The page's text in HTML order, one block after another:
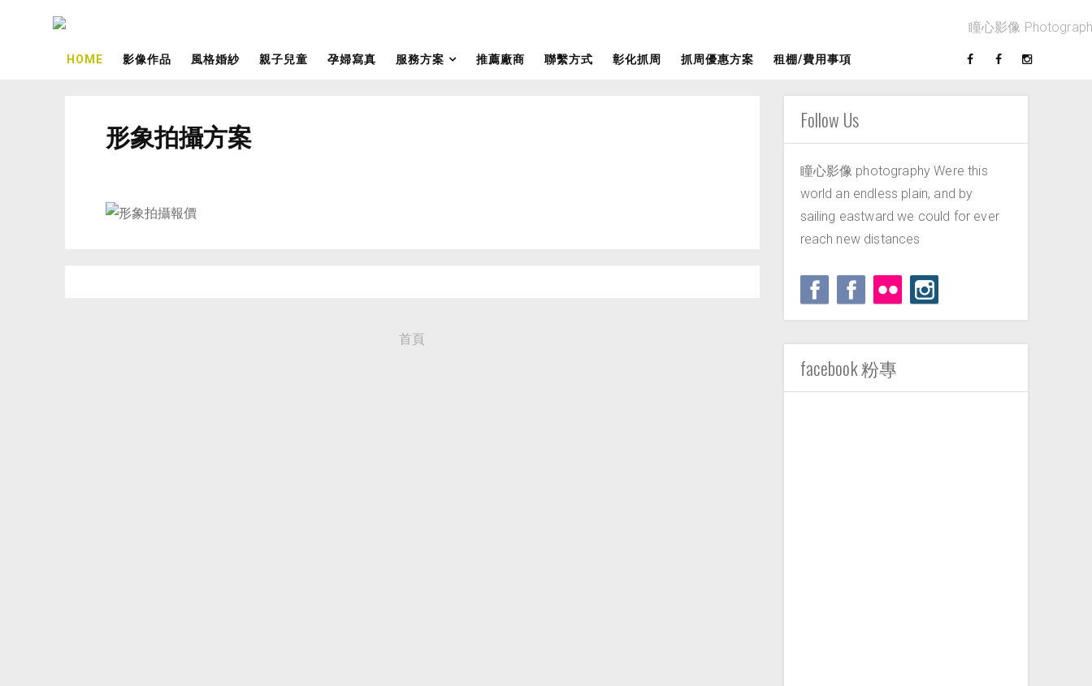
HOME 影像作品 風格婚紗 親子兒童 孕婦寫真 服務方案 推薦廠商 聯繫方式 彰化抓周 抓周優惠方案 租棚/費用事項
形象拍攝方案
首頁
Follow Us
瞳心影像 photography Were this
world an endless plain, and by
sailing eastward we could for ever
reach new distances
facebook 粉專